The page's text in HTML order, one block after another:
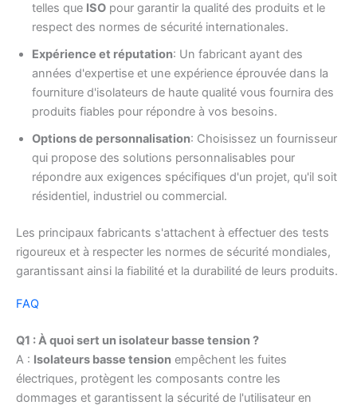
telles que ISO pour garantir la qualité des produits et le
respect des normes de sécurité internationales.
Expérience et réputation: Un fabricant ayant des
années d'expertise et une expérience éprouvée dans la
fourniture d'isolateurs de haute qualité vous fournira des
produits fiables pour répondre à vos besoins.
Options de personnalisation: Choisissez un fournisseur
qui propose des solutions personnalisables pour
répondre aux exigences spécifiques d'un projet, qu'il soit
résidentiel, industriel ou commercial.
Les principaux fabricants s'attachent à effectuer des tests
rigoureux et à respecter les normes de sécurité mondiales,
garantissant ainsi la fiabilité et la durabilité de leurs produits.
FAQ
Q1 : À quoi sert un isolateur basse tension ?
A : Isolateurs basse tension empêchent les fuites
électriques, protègent les composants contre les
dommages et garantissent la sécurité de l'utilisateur en